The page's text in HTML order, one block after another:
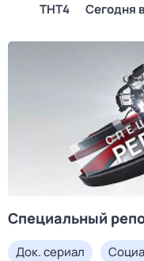
ТНТ4 Сегодня
Специальный
Док. сериал